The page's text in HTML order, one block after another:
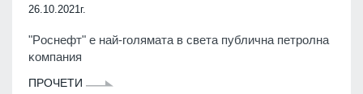
26.10.2021г.
"Pocнeфт" e нaй-гoлямaтa в cвeтa пyбличнa пeтpoлнa
ĸoмпaния
ПРОЧЕТИ